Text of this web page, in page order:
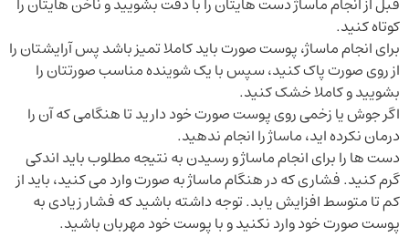
کوتاه کنید.
برای انجام ماساژ، پوست صورت باید کاملا تمیز باشد پس آرایشتان را
از روی صورت پاک کنید، سپس با یک شوینده مناسب صورتتان را
بشویید و کاملا خشک کنید.
اگر جوش یا زخمی روی پوست صورت خود دارید تا هنگامی که آن را
درمان نکرده اید، ماساژ را انجام ندهید.
دست ها را برای انجام ماساژ و رسیدن به نتیجه مطلوب باید اندکی
گرم کنید. فشاری که در هنگام ماساژ به صورت وارد می کنید، باید از
کم تا متوسط افزایش یابد. توجه داشته باشید که فشار زیادی به
پوست صورت خود وارد نکنید و با پوست خود مهربان باشید.